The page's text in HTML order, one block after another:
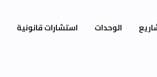
الوحدات استشارات قانونية